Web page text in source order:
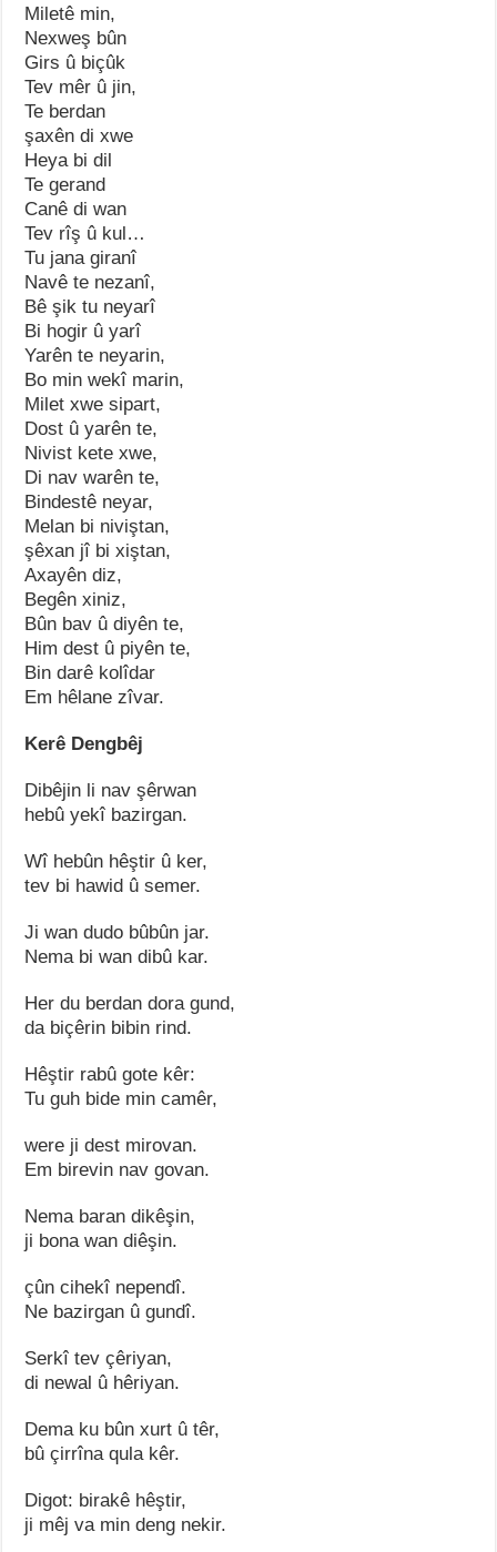
Miletê min,
Nexweş bûn
Girs û biçûk
Tev mêr û jin,
Te berdan
şaxên di xwe
Heya bi dil
Te gerand
Canê di wan
Tev rîş û kul…
Tu jana giranî
Navê te nezanî,
Bê şik tu neyarî
Bi hogir û yarî
Yarên te neyarin,
Bo min wekî marin,
Milet xwe sipart,
Dost û yarên te,
Nivist kete xwe,
Di nav warên te,
Bindestê neyar,
Melan bi niviştan,
şêxan jî bi xiştan,
Axayên diz,
Begên xiniz,
Bûn bav û diyên te,
Him dest û piyên te,
Bin darê kolîdar
Em hêlane zîvar.
Kerê Dengbêj
Dibêjin li nav şêrwan
hebû yekî bazirgan.
Wî hebûn hêştir û ker,
tev bi hawid û semer.
Ji wan dudo bûbûn jar.
Nema bi wan dibû kar.
Her du berdan dora gund,
da biçêrin bibin rind.
Hêştir rabû gote kêr:
Tu guh bide min camêr,
were ji dest mirovan.
Em birevin nav govan.
Nema baran dikêşin,
ji bona wan diêşin.
çûn cihekî nependî.
Ne bazirgan û gundî.
Serkî tev çêriyan,
di newal û hêriyan.
Dema ku bûn xurt û têr,
bû çirrîna qula kêr.
Digot: birakê hêştir,
ji mêj va min deng nekir.